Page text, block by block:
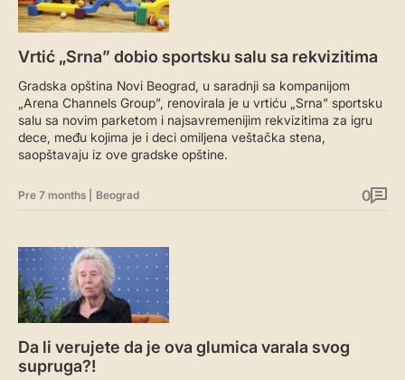
Vrtić „Srna” dobio sportsku salu sa rekvizitima
Gradska opština Novi Beograd, u saradnji sa kompanijom
„Arena Channels Group”, renovirala je u vrtiću „Srna” sportsku
salu sa novim parketom i najsavremenijim rekvizitima za igru
dece, među kojima je i deci omiljena veštačka stena,
saopštavaju iz ove gradske opštine.
Pre 7 months Beograd 0
Da li verujete da je ova glumica varala svog
supruga?!